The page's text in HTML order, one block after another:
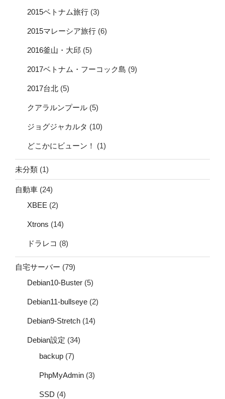
2015ベトナム旅行 (3)
2015マレーシア旅行 (6)
2016釜山・大邱 (5)
2017ベトナム・フーコック島 (9)
2017台北 (5)
クアラルンプール (5)
ジョグジャカルタ (10)
どこかにビューン！ (1)
未分類 (1)
自動車 (24)
XBEE (2)
Xtrons (14)
ドラレコ (8)
自宅サーバー (79)
Debian10-Buster (5)
Debian11-bullseye (2)
Debian9-Stretch (14)
Debian設定 (34)
backup (7)
PhpMyAdmin (3)
SSD (4)